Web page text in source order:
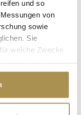
und so
von
sowie
Sie
welche Zwecke
das Privacy